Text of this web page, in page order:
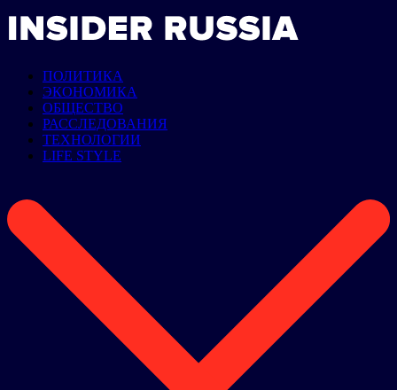
ПОЛИТИКА
ЭКОНОМИКА
ОБЩЕСТВО
РАССЛЕДОВАНИЯ
ТЕХНОЛОГИИ
LIFE STYLE